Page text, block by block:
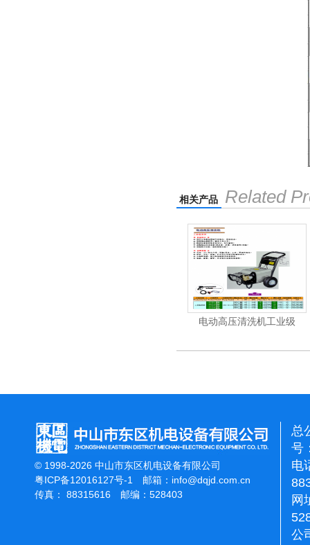
相关产品 Related
电动高压清洗机工业级
© 1998-2026 中山市东区机电设备有限公司
粤ICP备12016127号-1
邮箱： info@dqjd.com.cn
传真： 88315616 邮编：528403
总
号
电
网
公